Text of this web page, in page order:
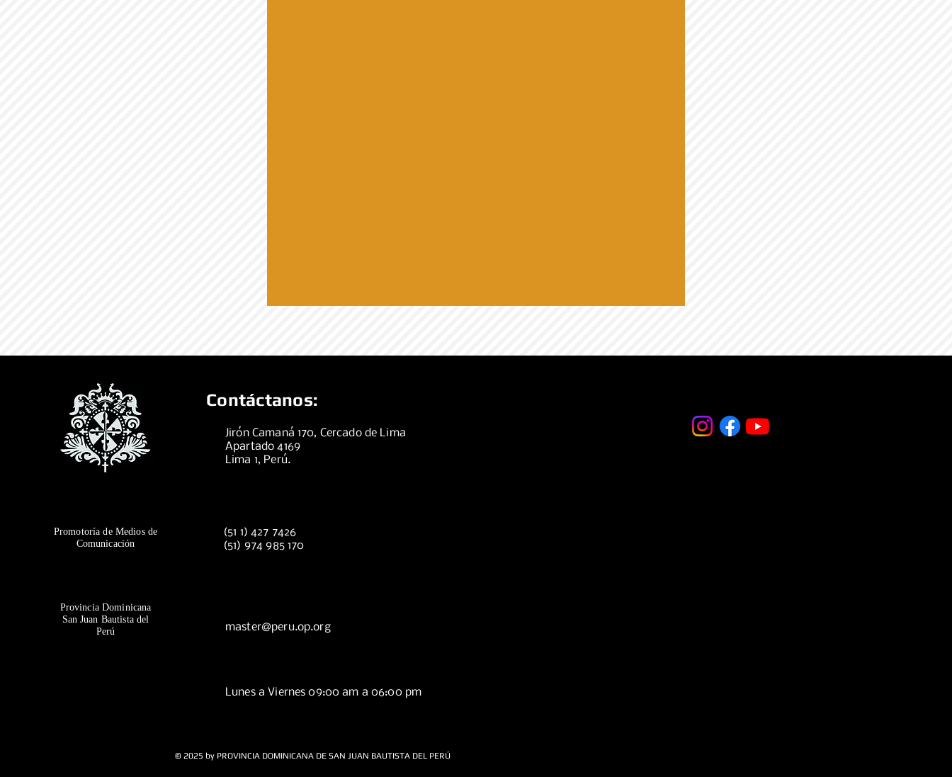
Contáctanos:
Jirón Camaná 170, Cercado de Lima
Apartado 4169
Lima 1, Perú.
Promotoría de Medios de
Comunicación
(51 1) 427 7426
(51) 974 985 170
Provincia Dominicana
San Juan Bautista del
Perú
master@peru.op.org
Lunes a Viernes 09:00 am a 06:00 pm
© 2025 by PROVINCIA DOMINICANA DE SAN JUAN BAUTISTA DEL PERÚ